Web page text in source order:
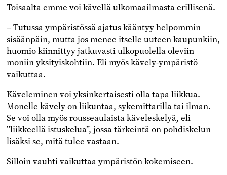
Toisaalta emme voi kävellä ulkomaailmasta erillisenä.
– Tutussa ympäristössä ajatus kääntyy helpommin
sisäänpäin, mutta jos menee itselle uuteen kaupunkiin,
huomio kiinnittyy jatkuvasti ulkopuolella oleviin
moniin yksityiskohtiin. Eli myös kävely-ympäristö
vaikuttaa.
Käveleminen voi yksinkertaisesti olla tapa liikkua.
Monelle kävely on liikuntaa, sykemittarilla tai ilman.
Se voi olla myös rousseaulaista käveleskelyä, eli
”liikkeellä istuskelua”, jossa tärkeintä on pohdiskelun
lisäksi se, mitä tulee vastaan.
Silloin vauhti vaikuttaa ympäristön kokemiseen.